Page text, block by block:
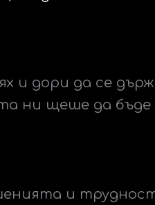
и дори да се
ни щеше да бъде
и